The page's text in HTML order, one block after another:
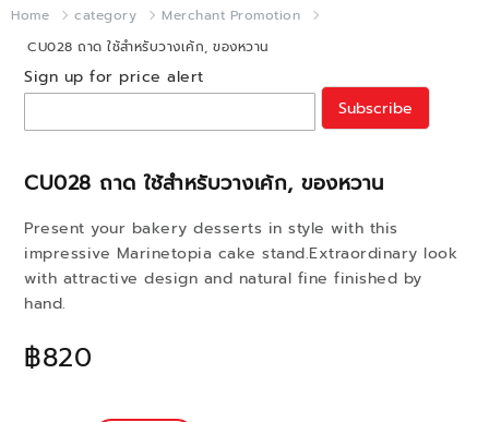
Home category
Merchant Promotion
CU028 ถาด ใช้สำหรับวางเค้ก, ของหวาน
CU028 ถาด ใช้สำหรับวางเค้ก, ของหวาน
฿820
Present your bakery desserts in style with this
impressive Marinetopia cake stand.Extraordinary look
with attractive design and natural fine finished by
hand.
Sign up for price alert
Subscribe